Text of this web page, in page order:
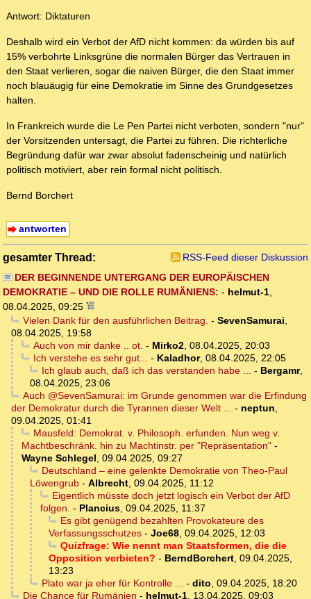
Antwort: Diktaturen
Deshalb wird ein Verbot der AfD nicht kommen: da würden bis auf
15% verbohrte Linksgrüne die normalen Bürger das Vertrauen in
den Staat verlieren, sogar die naiven Bürger, die den Staat immer
noch blauäugig für eine Demokratie im Sinne des Grundgesetzes
halten.
In Frankreich wurde die Le Pen Partei nicht verboten, sondern "nur"
der Vorsitzenden untersagt, die Partei zu führen. Die richterliche
Begründung dafür war zwar absolut fadenscheinig und natürlich
politisch motiviert, aber rein formal nicht politisch.
Bernd Borchert
antworten
gesamter Thread:
RSS-Feed dieser Diskussion
DER BEGINNENDE UNTERGANG DER EUROPÄISCHEN
DEMOKRATIE – UND DIE ROLLE RUMÄNIENS: - helmut-1,
08.04.2025, 09:25
Vielen Dank für den ausführlichen Beitrag. - SevenSamurai,
08.04.2025, 19:58
Auch von mir danke .. ot. - Mirko2, 08.04.2025, 20:03
Ich verstehe es sehr gut... - Kaladhor, 08.04.2025, 22:05
Ich glaub auch, daß ich das verstanden habe ... - Bergamr,
08.04.2025, 23:06
Auch @SevenSamurai: im Grunde genommen war die Erfindung
der Demokratur durch die Tyrannen dieser Welt ... - neptun,
09.04.2025, 01:41
Mausfeld: Demokrat. v. Philosoph. erfunden. Nun weg v.
Machtbeschränk. hin zu Machtinstr. per "Repräsentation" -
Wayne Schlegel, 09.04.2025, 09:27
Deutschland – eine gelenkte Demokratie von Theo-Paul
Löwengrub - Albrecht, 09.04.2025, 11:12
Eigentlich müsste doch jetzt logisch ein Verbot der AfD
folgen. - Plancius, 09.04.2025, 11:37
Es gibt genügend bezahlten Provokateure des
Verfassungsschutzes - Joe68, 09.04.2025, 12:03
Quizfrage: Wie nennt man Staatsformen, die die
Opposition verbieten? - BerndBorchert, 09.04.2025,
13:23
Plato war ja eher für Kontrolle ... - dito, 09.04.2025, 18:20
Die Chance für Rumänien - helmut-1, 13.04.2025, 09:03